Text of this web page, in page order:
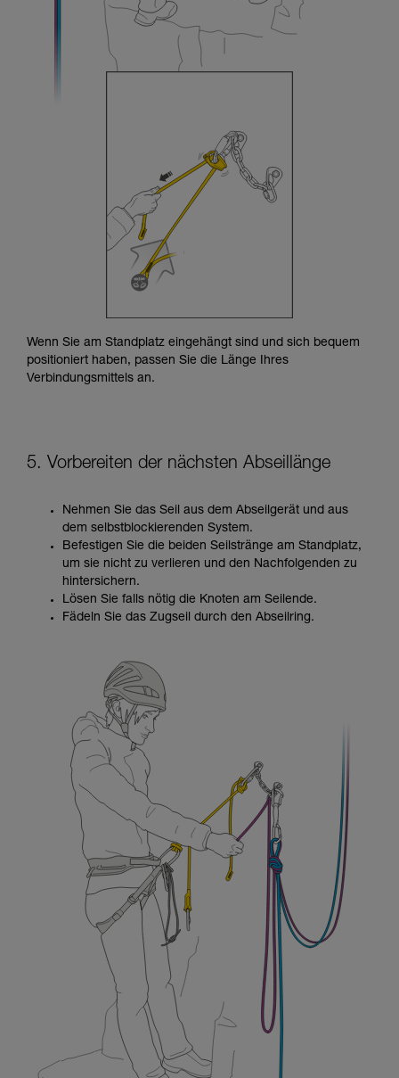
Wenn Sie am Standplatz eingehängt sind und sich bequem
positioniert haben, passen Sie die Länge Ihres
Verbindungsmittels an.
5. Vorbereiten der nächsten Abseillänge
Nehmen Sie das Seil aus dem Abseilgerät und aus
dem selbstblockierenden System.
Befestigen Sie die beiden Seilstränge am Standplatz,
um sie nicht zu verlieren und den Nachfolgenden zu
hintersichern.
Lösen Sie falls nötig die Knoten am Seilende.
Fädeln Sie das Zugseil durch den Abseilring.